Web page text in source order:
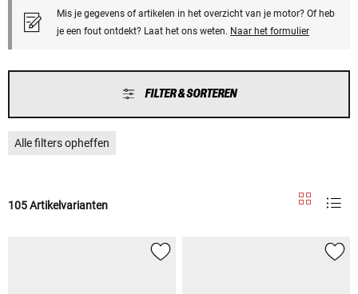
Mis je gegevens of artikelen in het overzicht van je motor? Of heb
je een fout ontdekt? Laat het ons weten. Naar het formulier
FILTER & SORTEREN
Alle filters opheffen
105 Artikelvarianten